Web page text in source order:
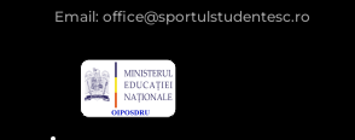
Email: office@sportulstudentesc.ro